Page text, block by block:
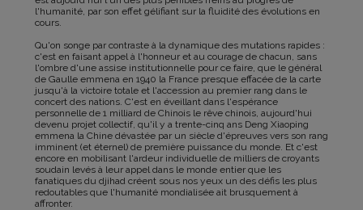
l'humanité, par son effet gélifiant sur la fluidité des évolutions en
cours.
Qu'on songe par contraste à la dynamique des mutations rapides :
c'est en faisant appel à l'honneur et au courage de chacun, sans
l'ombre d'une assise institutionnelle pour ce faire, que le général
de Gaulle emmena en 1940 la France presque effacée de la carte
jusqu'à la victoire totale et l'accession au premier rang dans le
concert des nations. C'est en éveillant dans l'espérance
personnelle de 1 milliard de Chinois le rêve chinois, aujourd'hui
devenu projet collectif, qu'il y a trente-cinq ans Deng Xiaoping
emmena la Chine dévastée par un siècle d'épreuves vers son rang
imminent (et éternel) de première puissance du monde. Et c'est
encore en mobilisant l'ardeur individuelle de milliers de croyants
soudain levés à leur appel dans le monde entier que les
fanatiques du djihad créent sous nos yeux un des défis les plus
redoutables que l'humanité mondialisée ait brusquement à
affronter.